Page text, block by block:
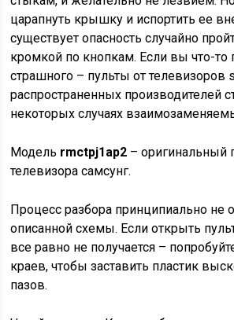
царапнуть крышку и испортить ее
существует опасность случайно
кромкой по кнопкам. Если вы что-то
страшного – пульты от телевизоров
распространенных производителей
некоторых случаях
Модель rmctpj1ap2 – оригинальный
телевизора самсунг.
Процесс разбора принципиально не
описанной схемы. Если открыть
все равно не получается –
краев, чтобы заставить пластик
пазов.